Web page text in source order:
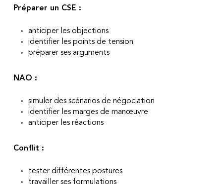
Préparer un CSE :
anticiper les objections
identifier les points de tension
préparer ses arguments
NAO :
simuler des scénarios de négociation
identifier les marges de manœuvre
anticiper les réactions
Conflit :
tester différentes postures
travailler ses formulations